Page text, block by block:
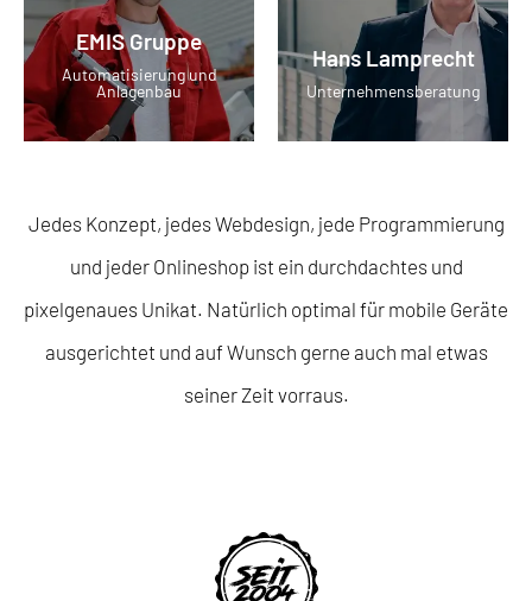
EMIS Gruppe
Automatisierung und
Anlagenbau
Hans Lamprecht
Unternehmensberatung
Jedes Konzept, jedes Webdesign, jede Programmierung
und jeder Onlineshop ist ein durchdachtes und
pixelgenaues Unikat. Natürlich optimal für mobile Geräte
ausgerichtet und auf Wunsch gerne auch mal etwas
seiner Zeit vorraus.